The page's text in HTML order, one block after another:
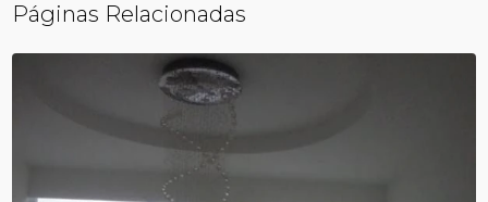
Páginas Relacionadas